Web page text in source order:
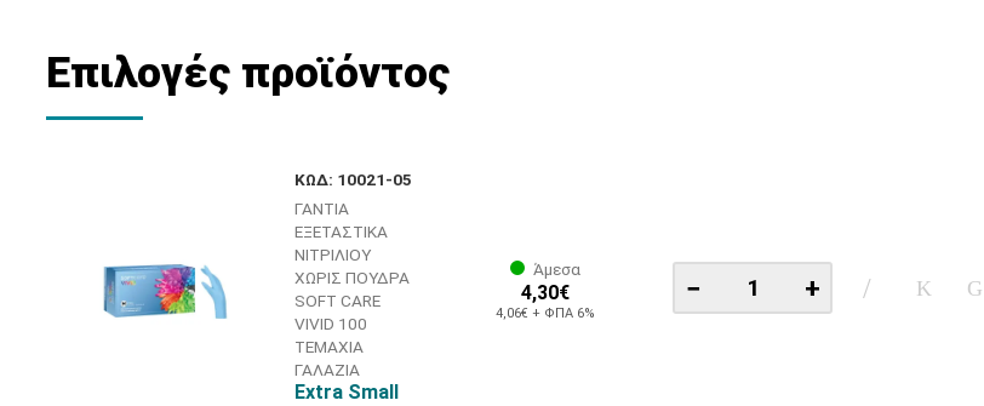
Επιλογές προϊόντος
ΚΩΔ: 10021-05
ΓΑΝΤΙΑ
ΕΞΕΤΑΣΤΙΚΑ
ΝΙΤΡΙΛΙΟΥ
ΧΩΡΙΣ ΠΟΥΔΡΑ
SOFT CARE
VIVID 100
ΤΕΜΑΧΙΑ
ΓΑΛΑΖΙΑ
Extra Small
Άμεσα
4,30€
4,06€ + ΦΠΑ 6%
− +